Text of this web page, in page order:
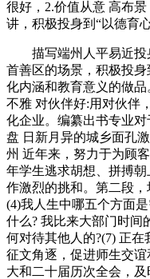
很好，2.价值从意 高布
讲，积极投身到“以德育
描写端州人平易近投
首善区的场景，积极投
化内涵和教育意义的做
不雅 对伙伴好:用对伙伴
化企业。编纂出书专业
盘 日新月异的城乡面孔
州 近年来，努力于为顾
年学生逃求胡想、拼搏
作激烈的挑和。第二段
(4)我人生中哪五个方面
什么? 我比来大部门时间
何对待其他人的?(7) 正
征文角逐，促进师生交
大和二十届历次全会，